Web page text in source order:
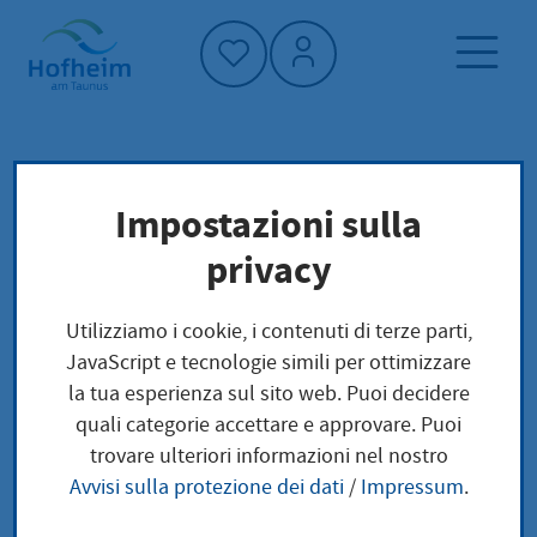
Home"
Pagina iniziale
Notizie e offerte
Aktuelles aus Hofheim
E-Carsharing: Neues nahCar-Fahrzeug am
E-Carsharing: Neues
nahCar-Fahrzeug am
Impostazioni sulla
privacy
Utilizziamo i cookie, i contenuti di terze parti,
JavaScript e tecnologie simili per ottimizzare
la tua esperienza sul sito web. Puoi decidere
quali categorie accettare e approvare. Puoi
trovare ulteriori informazioni nel nostro
Avvisi sulla protezione dei dati/ Impressum.